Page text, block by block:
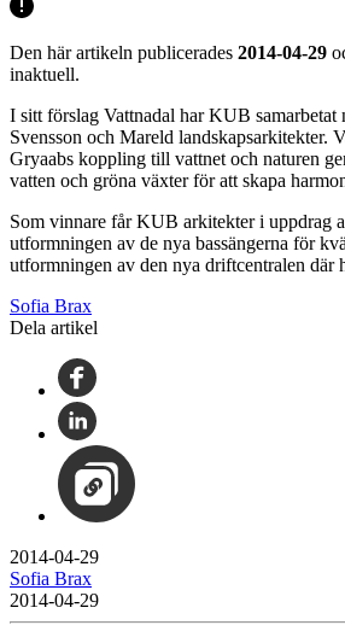
Den här artikeln publicerades 2014-04-29
inaktuell.
I sitt förslag Vattnadal har KUB samarbetat
Svensson och Mareld landskapsarkitekter.
Gryaabs koppling till vattnet och naturen
vatten och gröna växter för att skapa
Som vinnare får KUB arkitekter i uppdrag
utformningen av de nya bassängerna för
utformningen av den nya driftcentralen där
Sofia Brax
Dela artikel
2014-04-29
Sofia Brax
2014-04-29